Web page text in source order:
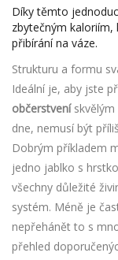
Díky těmto
zbytečným
přibírání na váze.
Strukturu a formu
Ideální je, aby jste
občerstvenískvělým
dne, nemusí být
Dobrým příkladem
jedno jablko s
všechny důležité
systém. Méně je
nepřehánět to s
přehled